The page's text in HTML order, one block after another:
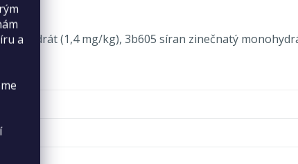
a
kg.
(1,4 mg/kg), 3b605 síran zinečnatý